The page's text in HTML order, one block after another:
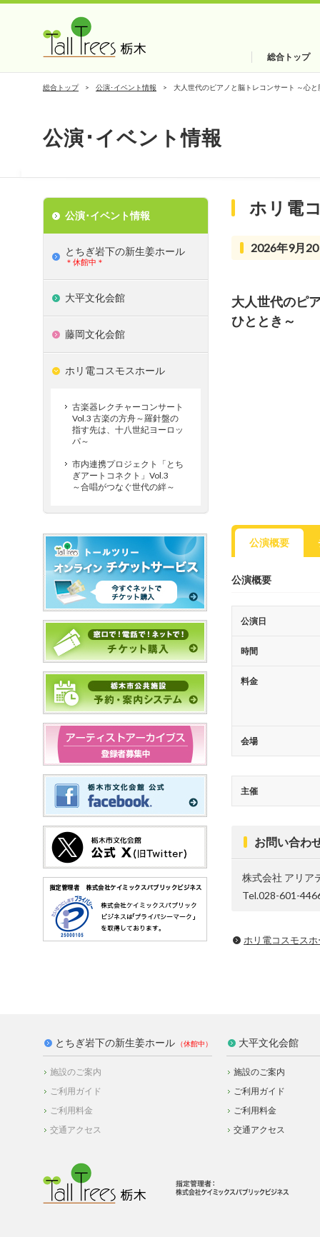
総合トップ
総合トップ 公演･イベント情報 大人世代のピアノと脳トレコンサート ～心
公演･イベント情報
ホリ電
2026年9月
大人世代のピ
ひととき～
公演概要
公演概要
公演日
時間
料金
会場
主催
お問い合わ
株式会社 アリア
Tel.028-601-
ホリ電コスモス
公演･イベント情報
とちぎ岩下の新⽣姜ホール
＊休館中＊
大平文化会館
藤岡文化会館
ホリ電コスモスホール
古楽器レクチャーコンサート
Vol.3 古楽の方舟～羅針盤の
指す先は、十八世紀ヨーロッ
パ～
市内連携プロジェクト「とち
ぎアートコネクト」Vol.3
～合唱がつなぐ世代の絆～
とちぎ岩下の新生姜ホール
施設のご案内
ご利用ガイド
ご利用料金
交通アクセス
大平文化会館
施設のご案内
ご利用ガイド
ご利用料金
交通アクセス